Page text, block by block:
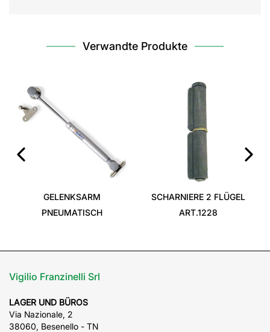
Verwandte Produkte
GELENKSARM
PNEUMATISCH
SCHARNIERE 2 FLÜGEL
ART.1228
Vigilio Franzinelli Srl
LAGER UND BÜROS
Via Nazionale, 2
38060, Besenello - TN